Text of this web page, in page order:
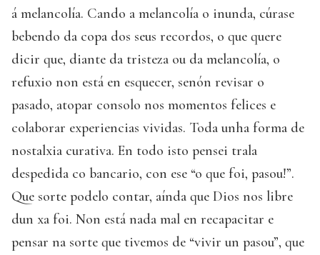
á melancolía. Cando a melancolía o inunda, cúrase
bebendo da copa dos seus recordos, o que quere
dicir que, diante da tristeza ou da melancolía, o
refuxio non está en esquecer, senón revisar o
pasado, atopar consolo nos momentos felices e
colaborar experiencias vividas. Toda unha forma de
nostalxia curativa. En todo isto pensei trala
despedida co bancario, con ese “o que foi, pasou!”.
Que sorte podelo contar, aínda que Dios nos libre
dun xa foi. Non está nada mal en recapacitar e
pensar na sorte que tivemos de “vivir un pasou”, que